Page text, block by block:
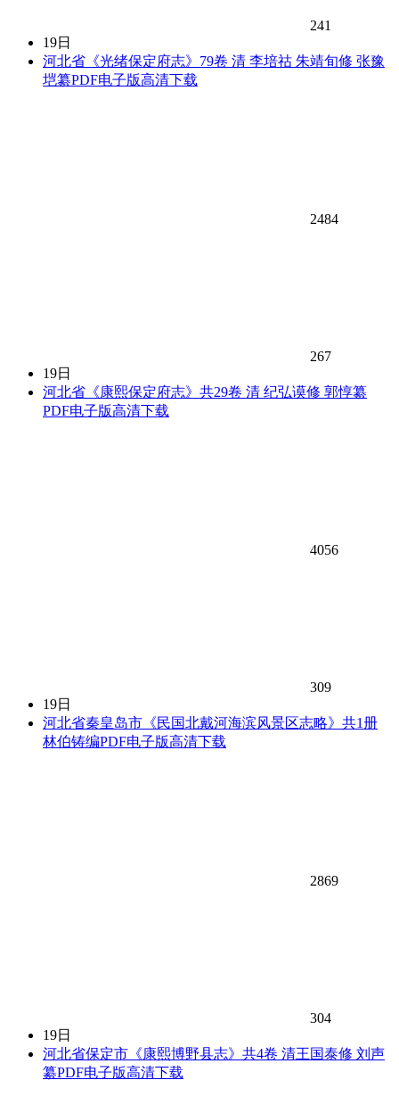
241
19日
河北省《光绪保定府志》79卷 清 李培祜 朱靖旬修 张豫
垲纂PDF电子版高清下载
2484
267
19日
河北省《康熙保定府志》共29卷 清 纪弘谟修 郭惇纂
PDF电子版高清下载
4056
309
19日
河北省秦皇岛市《民国北戴河海滨风景区志略》共1册
林伯铸编PDF电子版高清下载
2869
304
19日
河北省保定市《康熙博野县志》共4卷 清王国泰修 刘声
纂PDF电子版高清下载